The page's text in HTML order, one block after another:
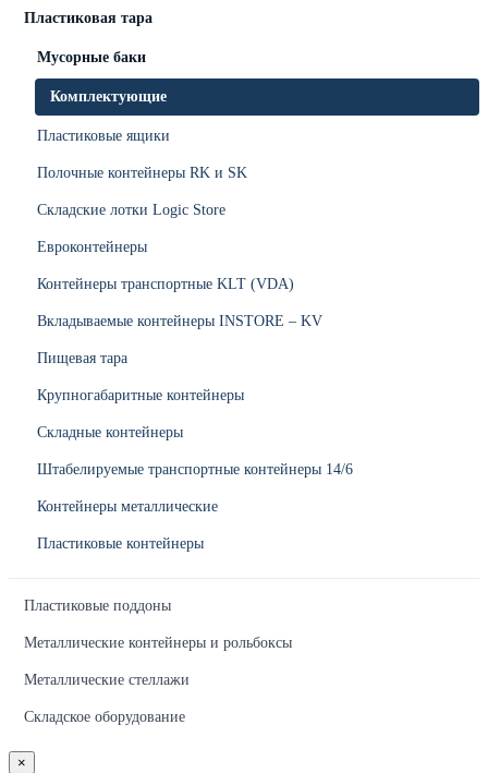
Пластиковая тара
Мусорные баки
Комплектующие
Пластиковые ящики
Полочные контейнеры RK и SK
Складские лотки Logic Store
Евроконтейнеры
Контейнеры транспортные KLT (VDA)
Вкладываемые контейнеры INSTORE – KV
Пищевая тара
Крупногабаритные контейнеры
Складные контейнеры
Штабелируемые транспортные контейнеры 14/6
Контейнеры металлические
Пластиковые контейнеры
Пластиковые поддоны
Металлические контейнеры и рольбоксы
Металлические стеллажи
Складское оборудование
×